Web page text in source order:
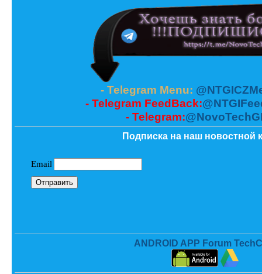
- Telegram Menu:
- Telegram FeedBack:
- Telegram:
Подписка на наш новостной
ANDROID APP Forum